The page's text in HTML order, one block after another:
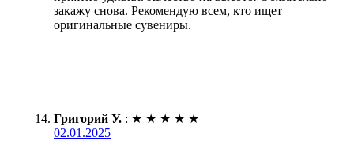
закажу снова. Рекомендую всем, кто ищет
оригинальные сувениры.
Григорий У. : ★ ★ ★ ★ ★
02.01.2025